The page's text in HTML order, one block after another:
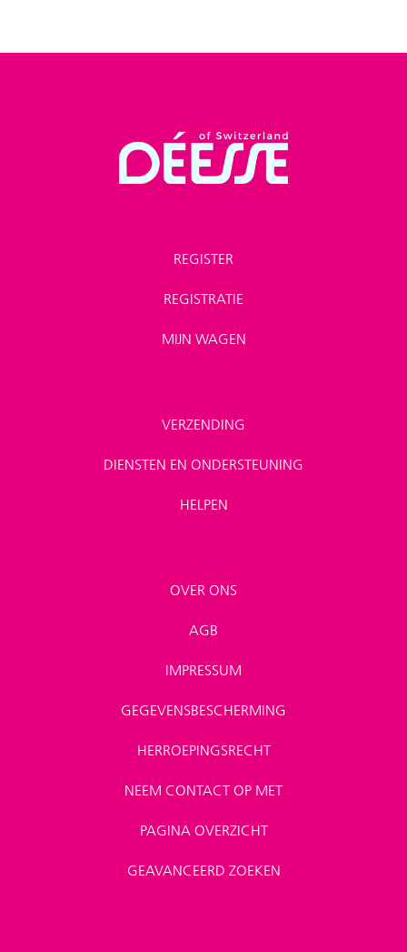
REGISTER
REGISTRATIE
MIJN WAGEN
VERZENDING
DIENSTEN EN ONDERSTEUNING
HELPEN
OVER ONS
AGB
IMPRESSUM
GEGEVENSBESCHERMING
HERROEPINGSRECHT
NEEM CONTACT OP MET
PAGINA OVERZICHT
GEAVANCEERD ZOEKEN